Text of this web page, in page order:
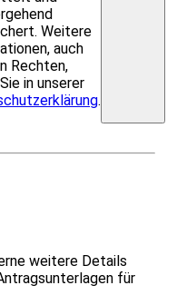
Weitere
auch
Rechten,
in unserer
.
weitere Details
für